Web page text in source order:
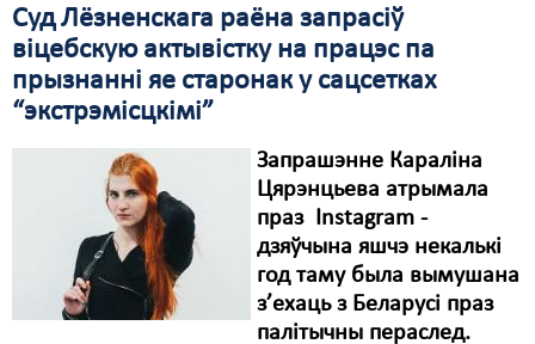
Суд Лёзненскага раёна запрасіў
віцебскую актывістку на працэс па
прызнанні яе старонак у сацсетках
“экстрэмісцкімі”
Запрашэнне Караліна
Цярэнцьева атрымала
праз Instagram -
дзяўчына яшчэ некалькі
год таму была вымушана
з’ехаць з Беларусі праз
палітычны пераслед.